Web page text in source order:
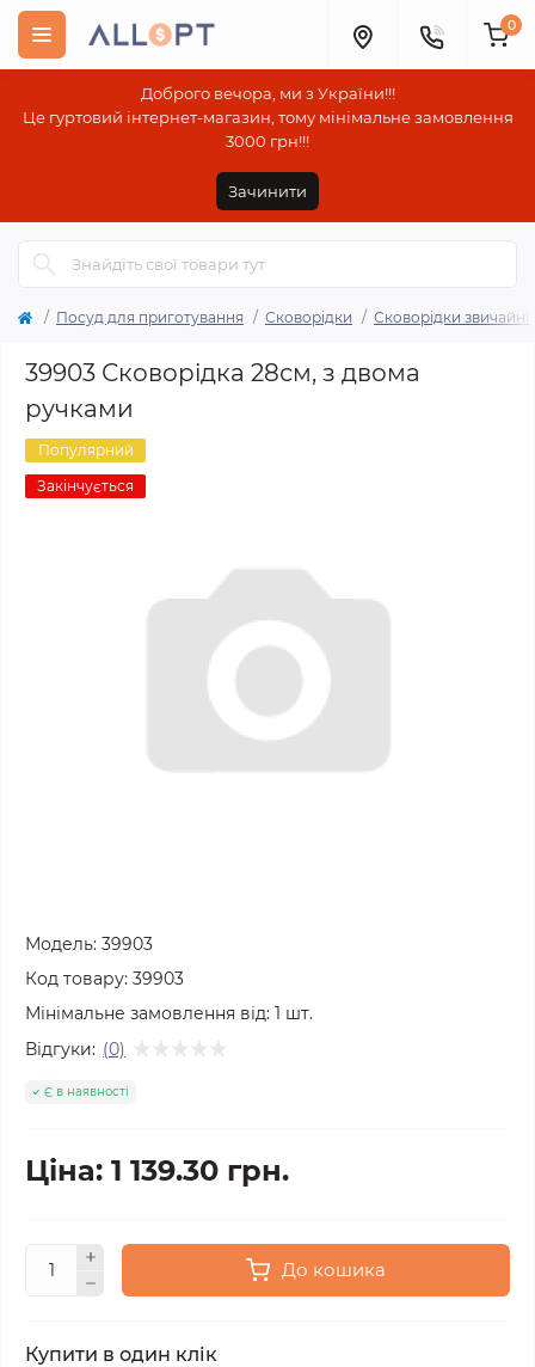
Доброго вечора, ми з України!!!
Це гуртовий інтернет-магазин, тому мінімальне замовлення
3000 грн!!!
Зачинити
0
Посуд для приготування Сковорідки Сковорідки звичайні
39903 Сковорідка 28см, з двома
ручками
Популярний
Закінчується
Модель: 39903
Код товару: 39903
Мінімальне замовлення від: 1 шт.
Відгуки: (0)
Є в наявності
Ціна: 1 139.30 грн.
До кошика
Купити в один клік